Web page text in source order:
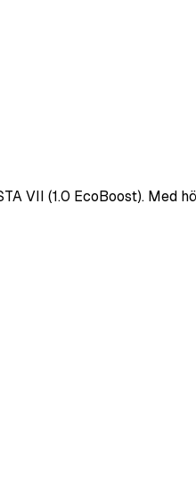
VII (1.0 EcoBoost). Med